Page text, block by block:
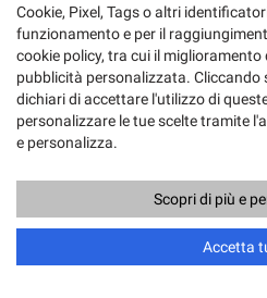
Usato, 03/2015
Diesel
2.179 Cm³
Nero Metallizzato
5
ABS, Airbag, Airbag laterali, Airbag
lega, Chiusura centralizzata,
Climatizzatore, Controllo trazione,
Fari Xenon, Fendinebbia, Frenata
Immobilizzatore elettronico, Interni
velocità, Luci diurne, Pacchetto
Cookie, Pixel, Tags o altri
funzionamento e per il
cookie policy, tra cui il
pubblicità personalizzata. Cliccando
dichiari di accettare l'utilizzo di
personalizzare le tue scelte tramite
e personalizza.
Scopri di più e
Accetta